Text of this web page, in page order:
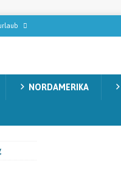
NORDAMERIKA